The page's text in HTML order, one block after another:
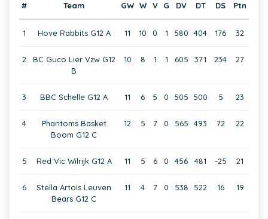
# Team GW W V G DV DT DS Ptn
1 Hove Rabbits G12 A 11 10 0 1 580 404 176 32
2
BC Guco Lier Vzw G12
B
10 8 1 1 605 371 234 27
3 BBC Schelle G12 A 11 6 5 0 505 500 5 23
4
Phantoms Basket
Boom G12 C
12 5 7 0 565 493 72 22
5 Red Vic Wilrijk G12 A 11 5 6 0 456 481 -25 21
6
Stella Artois Leuven
Bears G12 C
11 4 7 0 538 522 16 19